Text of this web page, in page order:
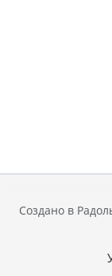
Создано в